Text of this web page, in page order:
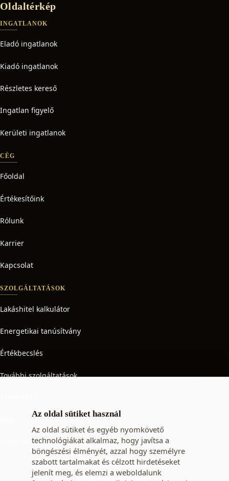
Az oldal sütiket használ
Az oldal sütiket és egyéb nyomkövető
technológiákat alkalmaz, hogy javítsa a
böngészési élményét, azzal hogy személyre
szabott tartalmakat és célzott hirdetéseket
jelenít meg, és elemzi a weboldalunk
Oldaltérkép
INGATLANOK
Eladó ingatlanok
Kiadó ingatlanok
Részletes kereső
Ingatlan figyelő
Kerületi ingatlanok
CÉG
Főoldal
Értékesítőink
Rólunk
Karrier
Kapcsolat
SZOLGÁLTATÁSOK
Lakáshitel kalkulátor
Energetikai tanúsítvány
Értékbecslés
További szolgáltatások
Ingatlan adó